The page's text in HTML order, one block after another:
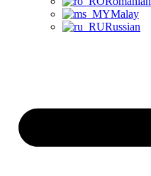
Malay
Russian